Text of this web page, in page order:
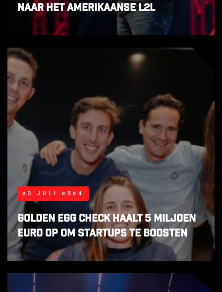
naar het Amerikaanse L2L
23 juli 2024
Golden Egg Check haalt 5 miljoen
euro op om startups te boosten